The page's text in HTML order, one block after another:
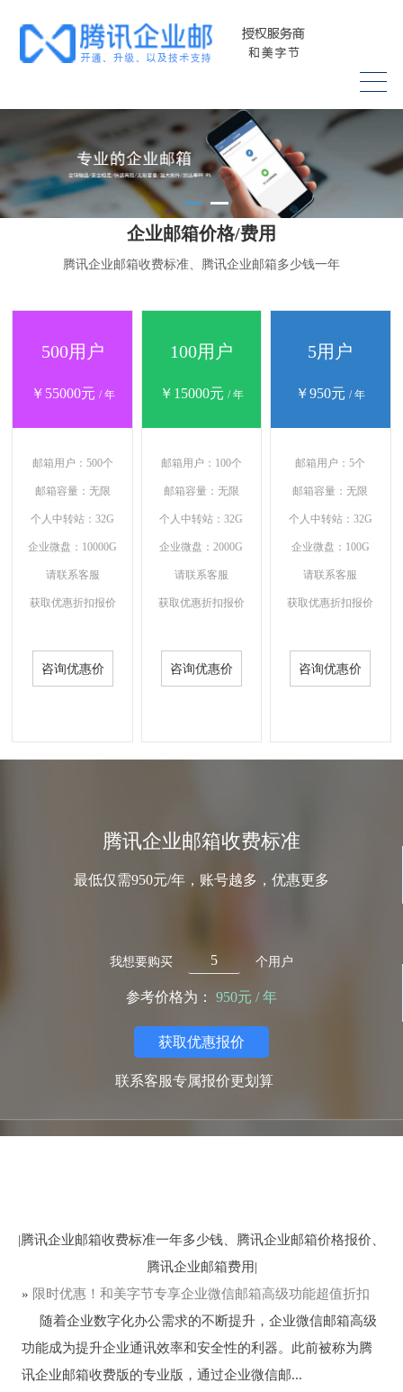
企业邮箱价格/费用
腾讯企业邮箱收费标准、腾讯企业邮箱多少钱一年
500用户
￥55000元 / 年
邮箱用户：500个
邮箱容量：无限
个人中转站：32G
企业微盘：10000G
请联系客服
获取优惠折扣报价
咨询优惠价
100用户
￥15000元 / 年
邮箱用户：100个
邮箱容量：无限
个人中转站：32G
企业微盘：2000G
请联系客服
获取优惠折扣报价
咨询优惠价
5用户
￥950元/ 年
邮箱用户：5个
邮箱容量：无限
个人中转站：32G
企业微盘：100G
请联系客服
获取优惠折扣报价
咨询优惠价
腾讯企业邮箱收费标准
最低仅需950元/年，账号越多，优惠更多
我想要购买 个用户
参考价格为： 950元 / 年
获取优惠报价
联系客服专属报价更划算
|腾讯企业邮箱收费标准一年多少钱、腾讯企业邮箱价格报价、
腾讯企业邮箱费用|
» 限时优惠！和美字节专享企业微信邮箱高级功能超值折扣
随着企业数字化办公需求的不断提升，企业微信邮箱高级
功能成为提升企业通讯效率和安全性的利器。此前被称为腾
讯企业邮箱收费版的专业版，通过企业微信邮...